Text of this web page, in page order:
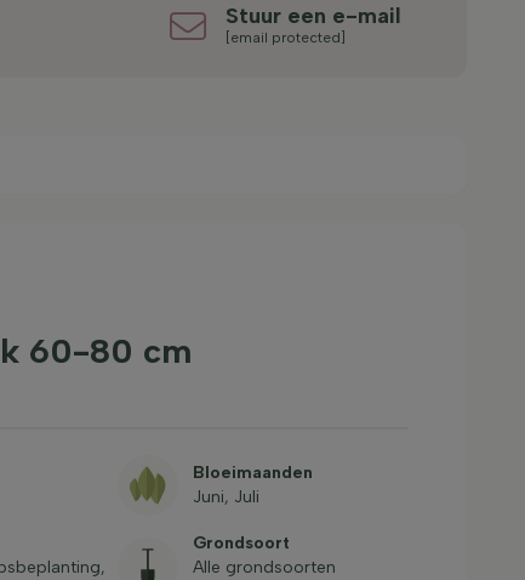
Stuur een e-mail
[email protected]
60-80 cm
Bloeimaanden
Juni, Juli
Grondsoort
Alle grondsoorten